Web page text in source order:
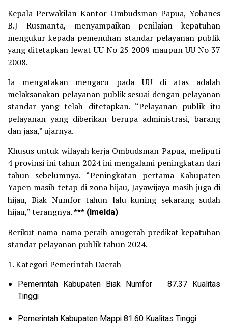
Kepala Perwakilan Kantor Ombudsman Papua, Yohanes
B.J Rusmanta, menyampaikan penilaian kepatuhan
mengukur kepada pemenuhan standar pelayanan publik
yang ditetapkan lewat UU No 25 2009 maupun UU No 37
2008.
Ia mengatakan mengacu pada UU di atas adalah
melaksanakan pelayanan publik sesuai dengan pelayanan
standar yang telah ditetapkan. “Pelayanan publik itu
pelayanan yang diberikan berupa administrasi, barang
dan jasa,” ujarnya.
Khusus untuk wilayah kerja Ombudsman Papua, meliputi
4 provinsi ini tahun 2024 ini mengalami peningkatan dari
tahun sebelumnya. “Peningkatan pertama Kabupaten
Yapen masih tetap di zona hijau, Jayawijaya masih juga di
hijau, Biak Numfor tahun lalu kuning sekarang sudah
hijau,” terangnya.*** (Imelda)
Berikut nama-nama peraih anugerah predikat kepatuhan
standar pelayanan publik tahun 2024.
1. Kategori Pemerintah Daerah
Pemerintah Kabupaten Biak Numfor 87.37 Kualitas
Tinggi
Pemerintah Kabupaten Mappi 81.60 Kualitas Tinggi